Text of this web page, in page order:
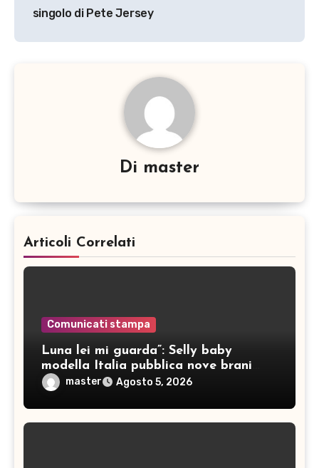
singolo di Pete Jersey
Di master
Articoli Correlati
Comunicati stampa
Luna lei mi guarda”: Selly baby
modella Italia pubblica nove brani
ineditimaster Agosto 5, 2026